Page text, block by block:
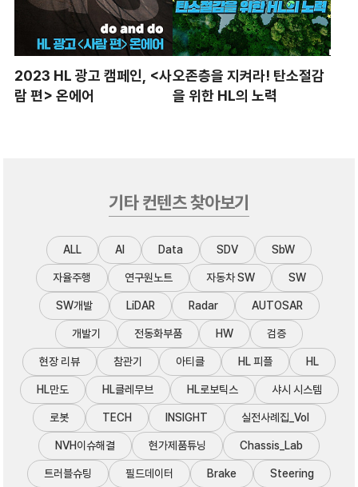
2023 HL 광고 캠페인, <사
람 편> 온에어
오존층을 지켜라! 탄소절감
을 위한 HL의 노력
기타 컨텐츠 찾아보기
ALL AI Data SDV SbW
자율주행 연구원노트 자동차 SW SW
SW개발 LiDAR Radar AUTOSAR
개발기 전동화부품 HW 검증
현장 리뷰 참관기 아티클 HL 피플 HL
HL만도 HL클레무브 HL로보틱스 샤시 시스템
로봇 TECH INSIGHT 실전사례집_Vol
NVH이슈해결 현가제품튜닝 Chassis_Lab
트러블슈팅 필드데이터 Brake Steering